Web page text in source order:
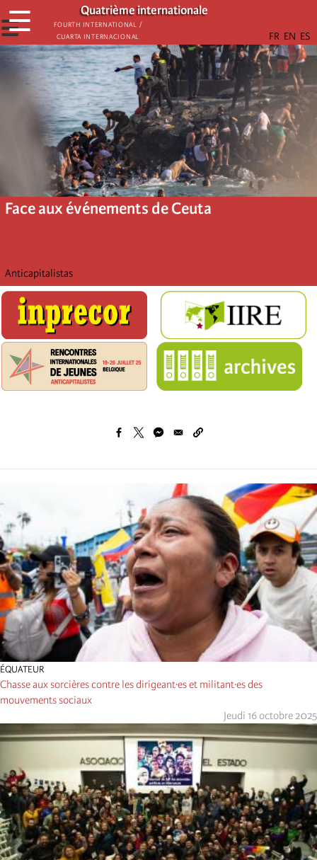
Aller
au
contenu
principal
Quatrième internationale
Fourth International /
Cuarta Internacional
☰
☰
Face aux événements de Ceuta
Anticapitalistas
ÉQUATEUR
Chasse aux sorcières contre les dirigeant·es et militant·es des
mouvements sociaux
Jeudi 16 octobre 2025